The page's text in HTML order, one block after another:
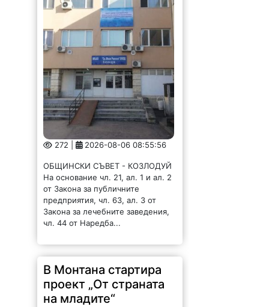
272 | 2026-08-06 08:55:56
ОБЩИНСКИ СЪВЕТ - КОЗЛОДУЙ
На основание чл. 21, ал. 1 и ал. 2
от Закона за публичните
предприятия, чл. 63, ал. 3 от
Закона за лечебните заведения,
чл. 44 от Наредба...
В Монтана стартира
проект „От страната
на младите“